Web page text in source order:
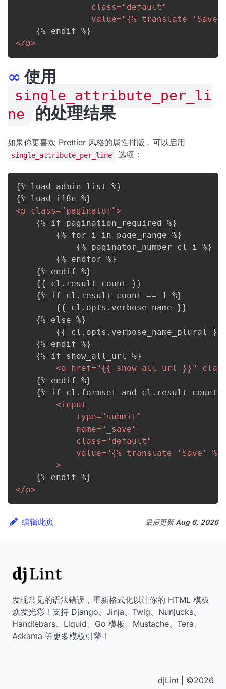
class=" default "
value=" {% translate 'Save'
</p>
∞ 使用
single_attribute_per_li
ne
的处理结果
如果你更喜欢 Prettier 风格的属性排版，可以启用
single_attribute_per_line 选项：
{% load admin_list %}
<p class=" paginator">
    {% if pagination_required %}
        {% for i in page_range %}
            {% paginator_number cl i %}
        {% endfor %}
    {% endif %}
    {{ cl.result_count }}
    {% if cl.result_count == 1 %}
        {{ cl.opts.verbose_name }}
    {% else %}
        {{ cl.opts.verbose_name_plural }}
    {% endif %}
    {% if show_all_url %}
<a href=" {{ show_all_url }} "
    {% endif %}
{% if cl.formset and cl.result_count
<input
type=" submit "
name=" _save"
class=" default "
value=" {% translate 'Save' %}
>
</p>
编辑此页 最后更新Aug 6, 2026
发现常见的语法错误，重新格式化以让你的 HTML 模板
焕发光彩！支持 Django、Jinja、Twig、Nunjucks、
Handlebars、Liquid、Go 模板、Mustache、Tera、
Askama 等更多模板引擎！
djLint | ©2026